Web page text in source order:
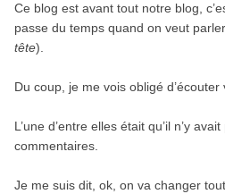
Ce blog est avant tout notre blog,
passe du temps quand on veut
tête).
Du coup, je me vois obligé
L’une d’entre elles était qu’il n’y
commentaires.
Je me suis dit, ok, on va changer